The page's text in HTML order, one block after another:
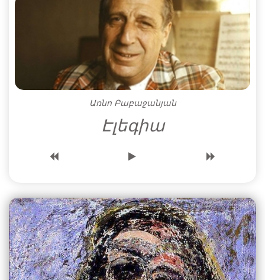
Առնո Բաբաջանյան
Էլեգիա